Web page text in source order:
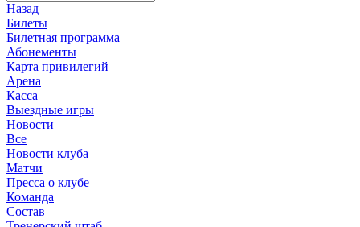
Назад
Билеты
Билетная программа
Абонементы
Карта привилегий
Арена
Касса
Выездные игры
Новости
Все
Новости клуба
Матчи
Пресса о клубе
Команда
Состав